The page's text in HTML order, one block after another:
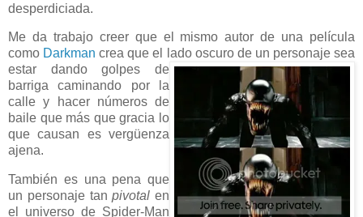
desperdiciada.
Me da trabajo creer que el mismo autor de una película
como Darkman crea que el lado oscuro de un personaje sea
estar dando golpes de
barriga caminando por la
calle y hacer números de
baile que más que gracia lo
que causan es vergüenza
ajena.
También es una pena que
un personaje tanpivotal en
el universo de Spider-Man